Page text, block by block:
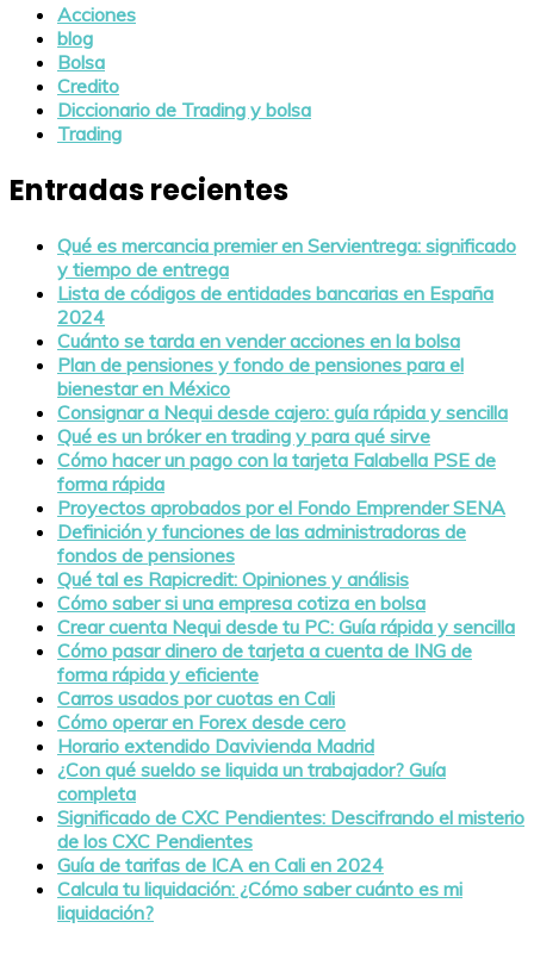
Acciones
blog
Bolsa
Credito
Diccionario de Trading y bolsa
Trading
Entradas recientes
Qué es mercancia premier en Servientrega: significado
y tiempo de entrega
Lista de códigos de entidades bancarias en España
2024
Cuánto se tarda en vender acciones en la bolsa
Plan de pensiones y fondo de pensiones para el
bienestar en México
Consignar a Nequi desde cajero: guía rápida y sencilla
Qué es un bróker en trading y para qué sirve
Cómo hacer un pago con la tarjeta Falabella PSE de
forma rápida
Proyectos aprobados por el Fondo Emprender SENA
Definición y funciones de las administradoras de
fondos de pensiones
Qué tal es Rapicredit: Opiniones y análisis
Cómo saber si una empresa cotiza en bolsa
Crear cuenta Nequi desde tu PC: Guía rápida y sencilla
Cómo pasar dinero de tarjeta a cuenta de ING de
forma rápida y eficiente
Carros usados por cuotas en Cali
Cómo operar en Forex desde cero
Horario extendido Davivienda Madrid
¿Con qué sueldo se liquida un trabajador? Guía
completa
Significado de CXC Pendientes: Descifrando el misterio
de los CXC Pendientes
Guía de tarifas de ICA en Cali en 2024
Calcula tu liquidación: ¿Cómo saber cuánto es mi
liquidación?